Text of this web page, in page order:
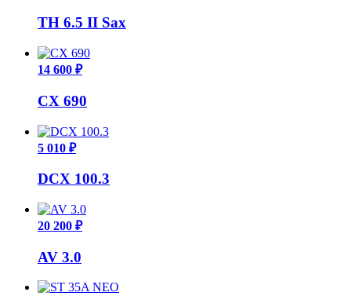
TH 6.5 II Sax
14 600 ₽
CX 690
5 010 ₽
DCX 100.3
20 200 ₽
AV 3.0